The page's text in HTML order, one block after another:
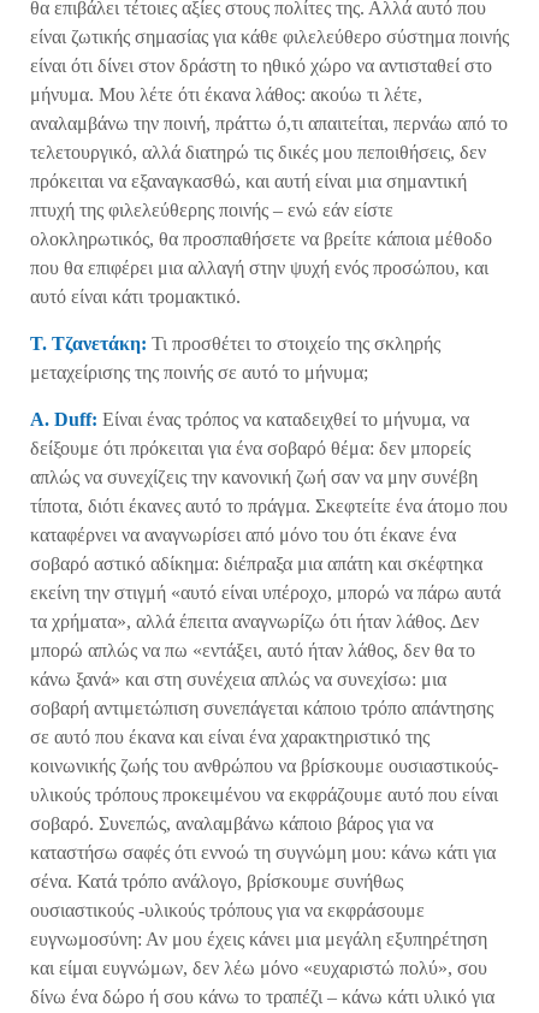
θα επιβάλει τέτοιες αξίες στους πολίτες της. Αλλά αυτό που
είναι ζωτικής σημασίας για κάθε φιλελεύθερο σύστημα ποινής
είναι ότι δίνει στον δράστη το ηθικό χώρο να αντισταθεί στο
μήνυμα. Μου λέτε ότι έκανα λάθος: ακούω τι λέτε,
αναλαμβάνω την ποινή, πράττω ό,τι απαιτείται, περνάω από το
τελετουργικό, αλλά διατηρώ τις δικές μου πεποιθήσεις, δεν
πρόκειται να εξαναγκασθώ, και αυτή είναι μια σημαντική
πτυχή της φιλελεύθερης ποινής – ενώ εάν είστε
ολοκληρωτικός, θα προσπαθήσετε να βρείτε κάποια μέθοδο
που θα επιφέρει μια αλλαγή στην ψυχή ενός προσώπου, και
αυτό είναι κάτι τρομακτικό.
Τ. Τζανετάκη: Τι προσθέτει το στοιχείο της σκληρής
μεταχείρισης της ποινής σε αυτό το μήνυμα;
A. Duff: Είναι ένας τρόπος να καταδειχθεί το μήνυμα, να
δείξουμε ότι πρόκειται για ένα σοβαρό θέμα: δεν μπορείς
απλώς να συνεχίζεις την κανονική ζωή σαν να μην συνέβη
τίποτα, διότι έκανες αυτό το πράγμα. Σκεφτείτε ένα άτομο που
καταφέρνει να αναγνωρίσει από μόνο του ότι έκανε ένα
σοβαρό αστικό αδίκημα: διέπραξα μια απάτη και σκέφτηκα
εκείνη την στιγμή «αυτό είναι υπέροχο, μπορώ να πάρω αυτά
τα χρήματα», αλλά έπειτα αναγνωρίζω ότι ήταν λάθος. Δεν
μπορώ απλώς να πω «εντάξει, αυτό ήταν λάθος, δεν θα το
κάνω ξανά» και στη συνέχεια απλώς να συνεχίσω: μια
σοβαρή αντιμετώπιση συνεπάγεται κάποιο τρόπο απάντησης
σε αυτό που έκανα και είναι ένα χαρακτηριστικό της
κοινωνικής ζωής του ανθρώπου να βρίσκουμε ουσιαστικούς-
υλικούς τρόπους προκειμένου να εκφράζουμε αυτό που είναι
σοβαρό. Συνεπώς, αναλαμβάνω κάποιο βάρος για να
καταστήσω σαφές ότι εννοώ τη συγνώμη μου: κάνω κάτι για
σένα. Κατά τρόπο ανάλογο, βρίσκουμε συνήθως
ουσιαστικούς -υλικούς τρόπους για να εκφράσουμε
ευγνωμοσύνη: Αν μου έχεις κάνει μια μεγάλη εξυπηρέτηση
και είμαι ευγνώμων, δεν λέω μόνο «ευχαριστώ πολύ», σου
δίνω ένα δώρο ή σου κάνω το τραπέζι – κάνω κάτι υλικό για